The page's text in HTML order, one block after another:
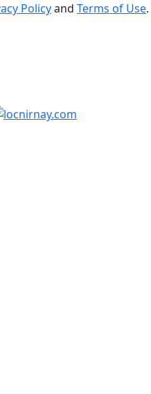
Policyand Terms of Use.